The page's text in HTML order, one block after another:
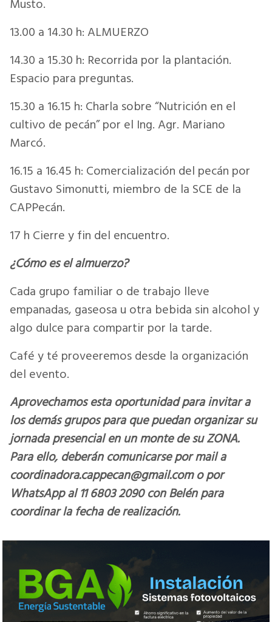
Musto.
13.00 a 14.30 h: ALMUERZO
14.30 a 15.30 h: Recorrida por la plantación.
Espacio para preguntas.
15.30 a 16.15 h: Charla sobre “Nutrición en el
cultivo de pecán” por el Ing. Agr. Mariano
Marcó.
16.15 a 16.45 h: Comercialización del pecán por
Gustavo Simonutti, miembro de la SCE de la
CAPPecán.
17 h Cierre y fin del encuentro.
¿Cómo es el almuerzo?
Cada grupo familiar o de trabajo lleve
empanadas, gaseosa u otra bebida sin alcohol y
algo dulce para compartir por la tarde.
Café y té proveeremos desde la organización
del evento.
Aprovechamos esta oportunidad para invitar a
los demás grupos para que puedan organizar su
jornada presencial en un monte de su ZONA.
Para ello, deberán comunicarse por mail a
coordinadora.cappecan@gmail.com o por
WhatsApp al 11 6803 2090 con Belén para
coordinar la fecha de realización.